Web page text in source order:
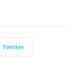
Twitter